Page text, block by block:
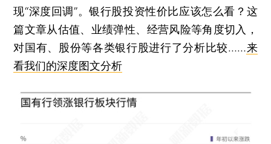
现“深度回调”。银行股投资性价比应该怎么看？这
篇文章从估值、业绩弹性、经营风险等角度切入，
对国有、股份等各类银行股进行了分析比较……来
看我们的深度图文分析